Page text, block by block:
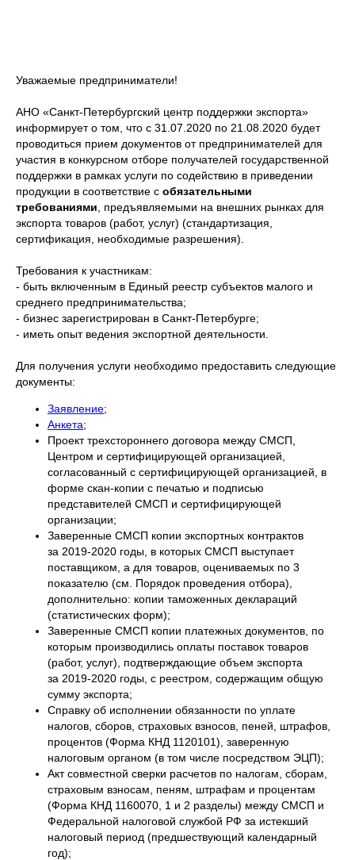
Уважаемые предприниматели!
АНО «Санкт-Петербургский центр поддержки экспорта»
информирует о том, что с 31.07.2020 по 21.08.2020 будет
проводиться прием документов от предпринимателей для
участия в конкурсном отборе получателей государственной
поддержки в рамках услуги по содействию в приведении
продукции в соответствие с обязательными
требованиями , предъявляемыми на внешних рынках для
экспорта товаров (работ, услуг) (стандартизация,
сертификация, необходимые разрешения).
Требования к участникам:
- быть включенным в Единый реестр субъектов малого и
среднего предпринимательства;
- бизнес зарегистрирован в Санкт-Петербурге;
- иметь опыт ведения экспортной деятельности.
Для получения услуги необходимо предоставить следующие
документы:
Заявление;
Анкета;
Проект трехстороннего договора между СМСП,
Центром и сертифицирующей организацией,
согласованный с сертифицирующей организацией, в
форме скан-копии с печатью и подписью
представителей СМСП и сертифицирующей
организации;
Заверенные СМСП копии экспортных контрактов
за 2019-2020 годы, в которых СМСП выступает
поставщиком, а для товаров, оцениваемых по 3
показателю (см. Порядок проведения отбора),
дополнительно: копии таможенных деклараций
(статистических форм);
Заверенные СМСП копии платежных документов, по
которым производились оплаты поставок товаров
(работ, услуг), подтверждающие объем экспорта
за 2019-2020 годы, с реестром, содержащим общую
сумму экспорта;
Справку об исполнении обязанности по уплате
налогов, сборов, страховых взносов, пеней, штрафов,
процентов (Форма КНД 1120101), заверенную
налоговым органом (в том числе посредством ЭЦП);
Акт совместной сверки расчетов по налогам, сборам,
страховым взносам, пеням, штрафам и процентам
(Форма КНД 1160070, 1 и 2 разделы) между СМСП и
Федеральной налоговой службой РФ за истекший
налоговый период (предшествующий календарный
год);